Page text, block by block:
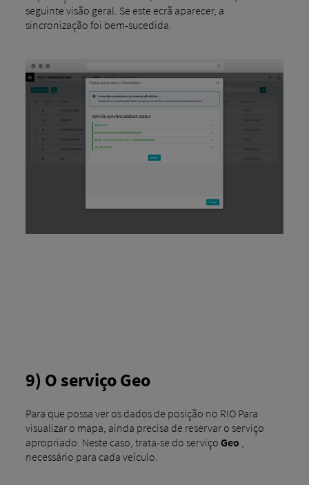
seguinte visão geral. Se este ecrã aparecer, a
sincronização foi bem-sucedida.
9) O serviço Geo
Para que possa ver os dados de posição no RIO Para
visualizar o mapa, ainda precisa de reservar o serviço
apropriado. Neste caso, trata-se do serviço Geo
necessário para cada veículo.